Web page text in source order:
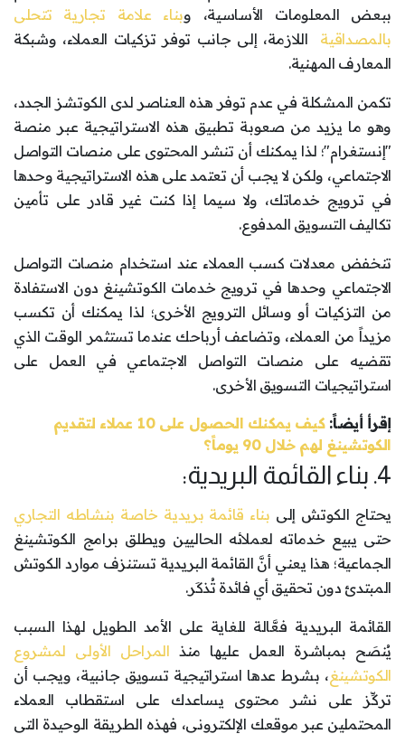
ببعض المعلومات الأساسية، وبناء علامة تجارية تتحلى
بالمصداقية اللازمة، إلى جانب توفر تزكيات العملاء، وشبكة
المعارف المهنية.
تكمن المشكلة في عدم توفر هذه العناصر لدى الكوتشز الجدد،
وهو ما يزيد من صعوبة تطبيق هذه الاستراتيجية عبر منصة
"إنستغرام"؛ لذا يمكنك أن تنشر المحتوى على منصات التواصل
الاجتماعي، ولكن لا يجب أن تعتمد على هذه الاستراتيجية وحدها
في ترويج خدماتك، ولا سيما إذا كنت غير قادر على تأمين
تكاليف التسويق المدفوع.
تنخفض معدلات كسب العملاء عند استخدام منصات التواصل
الاجتماعي وحدها في ترويج خدمات الكوتشينغ دون الاستفادة
من التزكيات أو وسائل الترويج الأخرى؛ لذا يمكنك أن تكسب
مزيداً من العملاء، وتضاعف أرباحك عندما تستثمر الوقت الذي
تقضيه على منصات التواصل الاجتماعي في العمل على
استراتيجيات التسويق الأخرى.
إقرأ أيضاً:
كيف يمكنك الحصول على 10 عملاء لتقديم
الكوتشينغ لهم خلال 90 يوماً؟
4. بناء القائمة البريدية:
يحتاج الكوتش إلى بناء قائمة بريدية خاصة بنشاطه التجاري
حتى يبيع خدماته لعملائه الحاليين ويطلق برامج الكوتشينغ
الجماعية؛ هذا يعني أنَّ القائمة البريدية تستنزف موارد الكوتش
المبتدئ دون تحقيق أي فائدة تُذكَر.
القائمة البريدية فعَّالة للغاية على الأمد الطويل لهذا السبب
يُنصَح بمباشرة العمل عليها منذ المراحل الأولى لمشروع
الكوتشينغ، بشرط عدها استراتيجية تسويق جانبية، ويجب أن
تركِّز على نشر محتوى يساعدك على استقطاب العملاء
المحتملين عبر موقعك الإلكتروني، فهذه الطريقة الوحيدة التي